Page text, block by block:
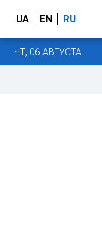
UA EN RU
ЧТ, 06 АВГУСТА